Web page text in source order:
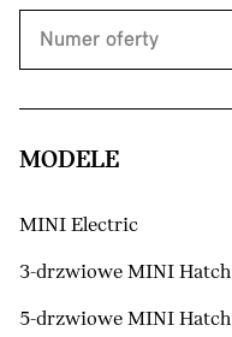
MODELE
MINI Electric
3-drzwiowe MINI Hatch
5-drzwiowe MINI Hatch